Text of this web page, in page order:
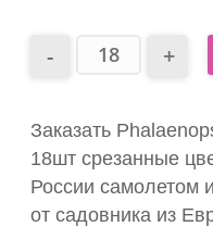
Заказать
18шт срезанные
России самолетом
от садовника из